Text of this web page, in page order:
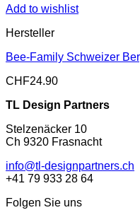
Add to wishlist
Hersteller
Bee-Family Schweizer
CHF24.90
TL Design Partners
Stelzenäcker 10
Ch 9320 Frasnacht
info@tl-designpartners.ch
+41 79 933 28 64
Folgen Sie uns